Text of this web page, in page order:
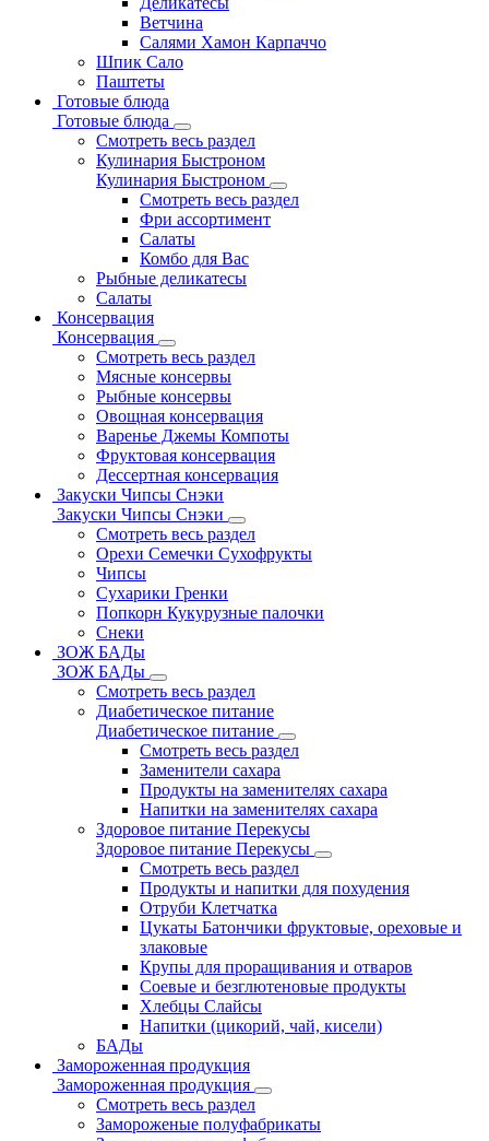
Ветчина
Салями Хамон Карпаччо
Шпик Сало
Паштеты
Готовые блюда
Готовые блюда
Смотреть весь раздел
Кулинария Быстроном
Кулинария Быстроном
Смотреть весь раздел
Фри ассортимент
Салаты
Комбо для Вас
Рыбные деликатесы
Салаты
Консервация
Консервация
Смотреть весь раздел
Мясные консервы
Рыбные консервы
Овощная консервация
Варенье Джемы Компоты
Фруктовая консервация
Дессертная консервация
Закуски Чипсы Снэки
Закуски Чипсы Снэки
Смотреть весь раздел
Орехи Семечки Сухофрукты
Чипсы
Сухарики Гренки
Попкорн Кукурузные палочки
Снеки
ЗОЖ БАДы
ЗОЖ БАДы
Смотреть весь раздел
Диабетическое питание
Диабетическое питание
Смотреть весь раздел
Заменители сахара
Продукты на заменителях сахара
Напитки на заменителях сахара
Здоровое питание Перекусы
Здоровое питание Перекусы
Смотреть весь раздел
Продукты и напитки для похудения
Отруби Клетчатка
Цукаты Батончики фруктовые, ореховые и
злаковые
Крупы для проращивания и отваров
Соевые и безглютеновые продукты
Хлебцы Слайсы
Напитки (цикорий, чай, кисели)
БАДы
Замороженная продукция
Замороженная продукция
Смотреть весь раздел
Замороженые полуфабрикаты